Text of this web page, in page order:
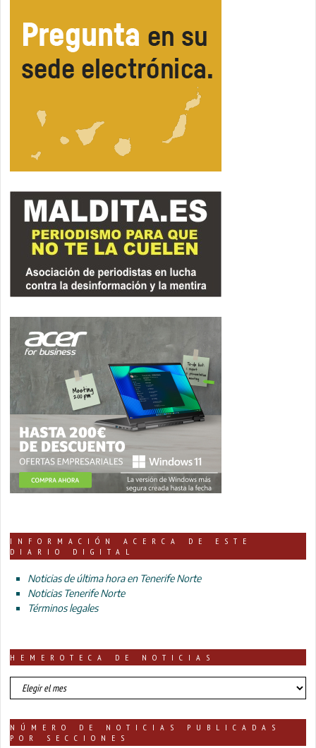
INFORMACIÓN ACERCA DE ESTE
DIARIO DIGITAL
Noticias de última hora en Tenerife Norte
Noticias Tenerife Norte
Términos legales
HEMEROTECA DE NOTICIAS
HEMEROTECA
DE
NÚMERO DE NOTICIAS PUBLICADAS
POR SECCIONES